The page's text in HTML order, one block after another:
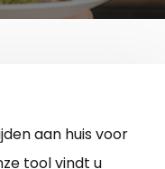
aan huis voor
tool vindt u